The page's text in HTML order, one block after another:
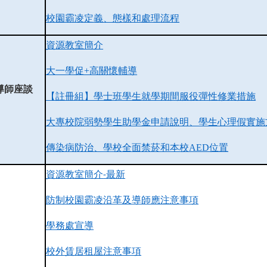
校園霸凌定義、態樣和處理流程
師座談
資源教室簡介
大一學促+高關懷輔導
【註冊組】學士班學生就學期間服役彈性修業措施
大專校院弱勢學生助學金申請說明、學生心理假實
傳染病防治、學校全面禁菸和本校AED位置
資源教室簡介-最新
防制校園霸凌沿革及導師應注意事項
學務處宣導
校外賃居租屋注意事項